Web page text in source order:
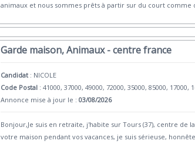
animaux et nous sommes prêts à partir sur du court comme
Garde maison, Animaux - centre france
Candidat : NICOLE
Code Postal : 41000, 37000, 49000, 72000, 35000, 85000, 17000,
Annonce mise à jour le :03/08/2026
Bonjour,Je suis en retraite, j'habite sur Tours (37), centre
votre maison pendant vos vacances, je suis sérieuse,